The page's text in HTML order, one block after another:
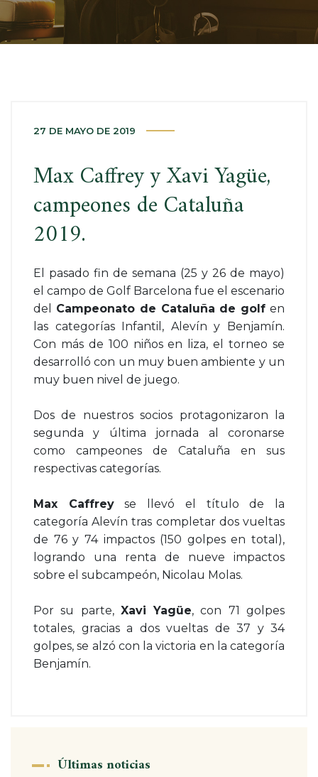
27 DE MAYO DE 2019
Max Caffrey y Xavi Yagüe,
campeones de Cataluña
2019.
El pasado fin de semana (25 y 26 de mayo)
el campo de Golf Barcelona fue el escenario
del Campeonato de Cataluña de golf en
las categorías Infantil, Alevín y Benjamín.
Con más de 100 niños en liza, el torneo se
desarrolló con un muy buen ambiente y un
muy buen nivel de juego.
Dos de nuestros socios protagonizaron la
segunda y última jornada al coronarse
como campeones de Cataluña en sus
respectivas categorías.
Max Caffreyse llevó el título de la
categoría Alevín tras completar dos vueltas
de 76 y 74 impactos (150 golpes en total),
logrando una renta de nueve impactos
sobre el subcampeón, Nicolau Molas.
Por su parte, Xavi Yagüe, con 71 golpes
totales, gracias a dos vueltas de 37 y 34
golpes, se alzó con la victoria en la categoría
Benjamín.
Últimas noticias